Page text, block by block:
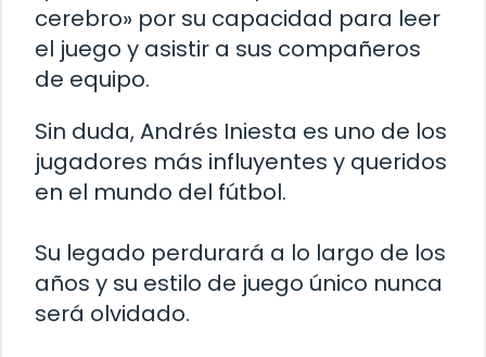
cerebro» por su capacidad para leer
el juego y asistir a sus compañeros
de equipo.
Sin duda, Andrés Iniesta es uno de los
jugadores más influyentes y queridos
en el mundo del fútbol.
Su legado perdurará a lo largo de los
años y su estilo de juego único nunca
será olvidado.